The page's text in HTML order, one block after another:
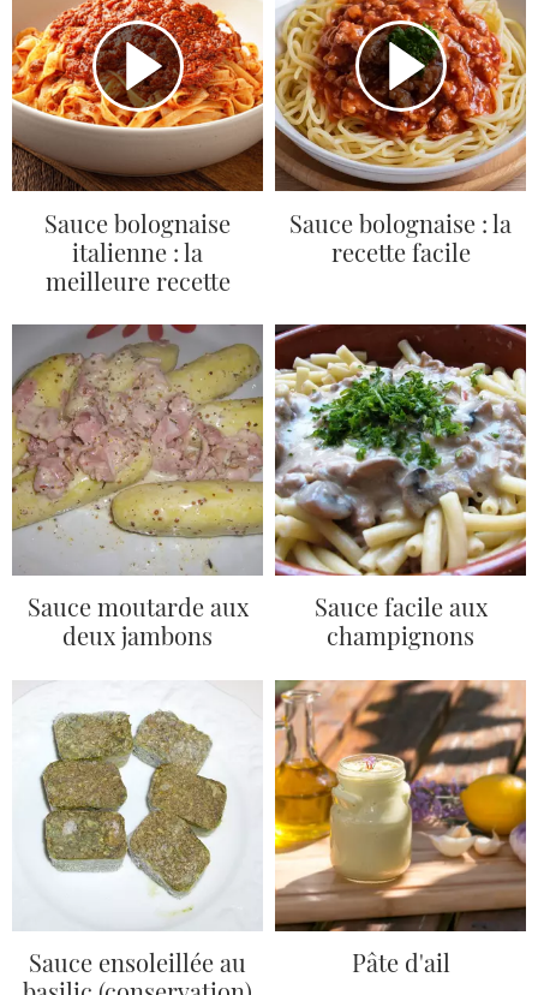
Sauce bolognaise
italienne : la
meilleure recette
Sauce bolognaise : la
recette facile
Sauce moutarde aux
deux jambons
Sauce facile aux
champignons
Sauce ensoleillée au
Pâte d'ail